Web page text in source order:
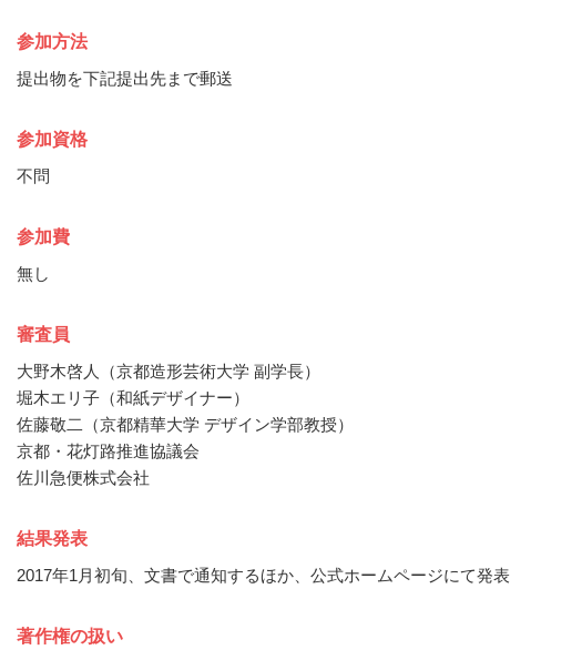
参加方法
提出物を下記提出先まで郵送
参加資格
不問
参加費
無し
審査員
大野木啓人（京都造形芸術大学 副学長）
堀木エリ子（和紙デザイナー）
佐藤敬二（京都精華大学 デザイン学部教授）
京都・花灯路推進協議会
佐川急便株式会社
結果発表
2017年1月初旬、文書で通知するほか、公式ホームページにて発表
著作権の扱い